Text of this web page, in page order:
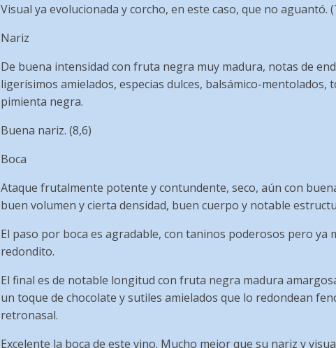
Visual ya evolucionada y corcho, en este caso, que no aguantó.
Nariz
De buena intensidad con fruta negra muy madura, notas de
ligerísimos amielados, especias dulces, balsámico-
pimienta negra.
Buena nariz. (8,6)
Boca
Ataque frutalmente potente y contundente, seco, aún con
buen volumen y cierta densidad, buen cuerpo y notable
El paso por boca es agradable, con taninos poderosos pero ya
redondito.
El final es de notable longitud con fruta negra madura
un toque de chocolate y sutiles amielados que lo redondean
retronasal.
Excelente la boca de este vino. Mucho mejor que su nariz y